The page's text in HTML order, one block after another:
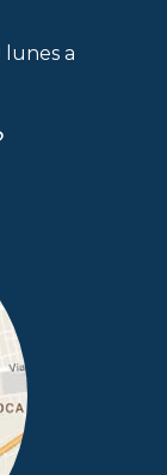
lunes a